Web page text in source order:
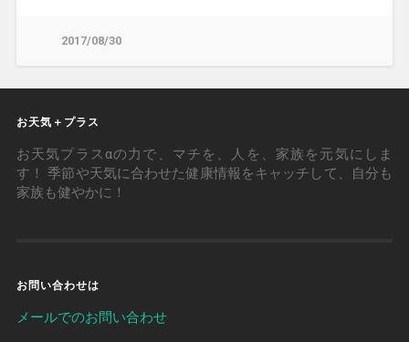
2017/08/30
お天気＋プラス
お天気プラスαの力で、マチを、人を、家族を元気にしま
す！ 季節や天気に合わせた健康情報をキャッチして、自分も
家族も健やかに！
お問い合わせは
メールでのお問い合わせ